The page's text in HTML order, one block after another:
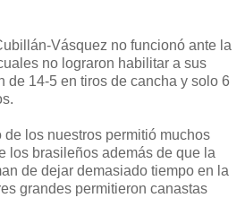
Vásquez no funcionó ante la
no lograron habilitar a sus
de 14-5 en tiros de cancha y solo 6
los nuestros permitió muchos
los brasileños además de que la
de dejar demasiado tiempo en la
grandes permitieron canastas